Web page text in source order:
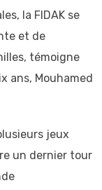
la FIDAK se
et de
témoigne
ans, Mouhamed
jeux
un dernier tour